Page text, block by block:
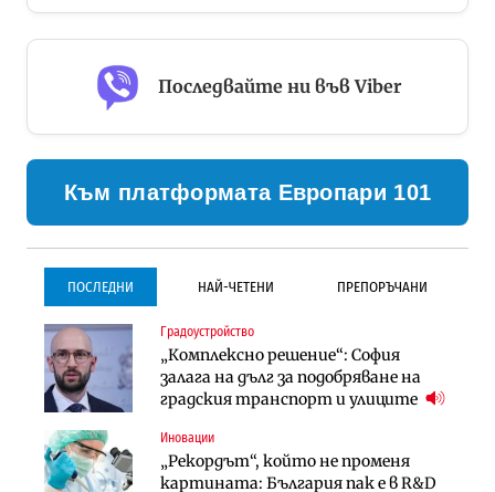
Последвайте ни във Viber
Към платформата Европари 101
ПОСЛЕДНИ НАЙ-ЧЕТЕНИ ПРЕПОРЪЧАНИ
Градоустройство
„Комплексно решение“: София
залага на дълг за подобряване на
градския транспорт и улиците
Иновации
„Рекордът“, който не променя
картината: България пак е в R&D
Градоустройство
Столична община избра
изпълнител за преместването на
трамвайното трасе по бул.
Инфраструктура
Проектирането на тунела под
Инфраструктура
Проектирането на тунела под
Петрохан ще върви паралелно с
екологичните оценки
Компании
„Хювефарма“ подписа договор за
придобиване на Euroapi Italy